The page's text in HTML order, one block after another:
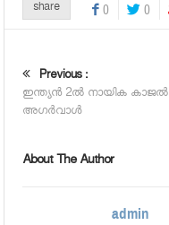
share 0 0
Previous :
ഇന്ത്യന്‍ 2ല്‍ നായിക കാജല്‍
അഗര്‍വാള്‍
About The Author
admin